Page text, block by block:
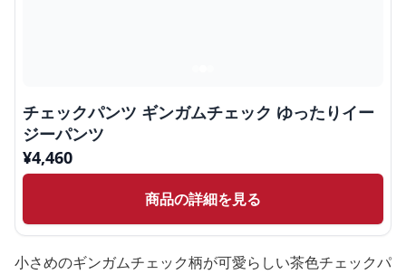
チェックパンツ ギンガムチェック ゆったりイー
ジーパンツ
¥4,460
商品の詳細を見る
小さめのギンガムチェック柄が可愛らしい茶色チェックパ